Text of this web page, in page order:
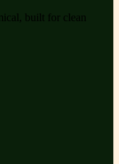
built for clean